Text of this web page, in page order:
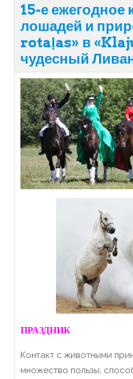
15-е ежегодное
лошадей и
rotaļas» в
чудесный
ПРАЗДНИК
Контакт с животными
множество пользы,